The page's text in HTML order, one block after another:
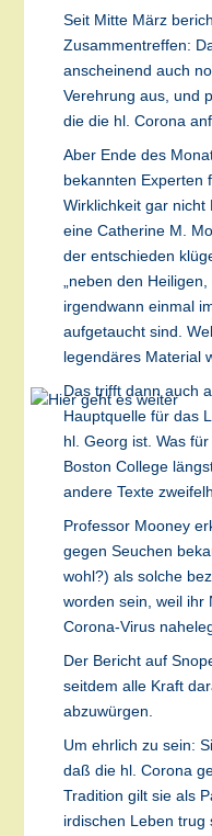
Seit Mitte März
Zusammentreffen:
anscheinend auch
Verehrung aus, und
die die hl. Corona
Aber Ende des
bekannten Experten
Wirklichkeit gar
eine Catherine M.
der entschieden
„neben den
irgendwann einmal
aufgetaucht sind.
legendäres Material
Das trifft dann auch
Hauptquelle für das
hl. Georg ist. Was
Boston College
andere Texte
Professor Mooney
gegen Seuchen
wohl?) als solche
worden sein, weil ihr
Corona-Virus
Der Bericht auf
seitdem alle Kraft
abzuwürgen.
Um ehrlich zu sein:
daß die hl. Corona
Tradition gilt sie als
irdischen Leben trug